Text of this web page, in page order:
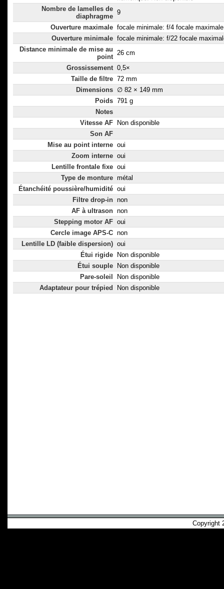
Nombre de lamelles de
diaphragme
9
Ouverture maximale focale minimale: f/4 focale
Ouverture minimale focale minimale: f/22 focale
Distance minimale de mise au
point
26 cm
Grossissement 0,5×
Taille de filtre 72 mm
Dimensions ∅ 82 × 149 mm
Poids 791 g
Notes
Vitesse AF
Non disponible
Son AF
Mise au point interne oui
Zoom interne oui
Lentille frontale fixe oui
Type de monture métal
Étanchéité poussière/humidité oui
Filtre drop-in non
AF à ultrason non
Stepping motor AF oui
Cercle image APS-C non
Lentille LD (faible dispersion) oui
Étui rigide
Non disponible
Étui souple
Non disponible
Pare-soleil
Non disponible
Adaptateur pour trépied
Non disponible
Copyright